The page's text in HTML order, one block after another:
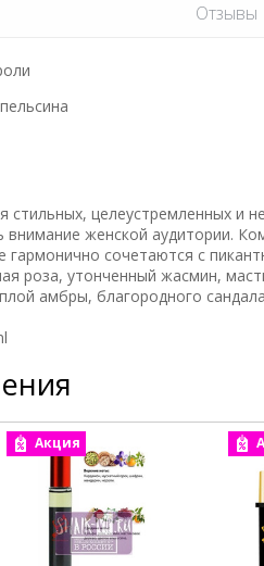
Отзывы
стильных, целеустремленных и
женской аудитории.
гармонично сочетаются с
роза, утонченный жасмин,
амбры, благородного
Акция